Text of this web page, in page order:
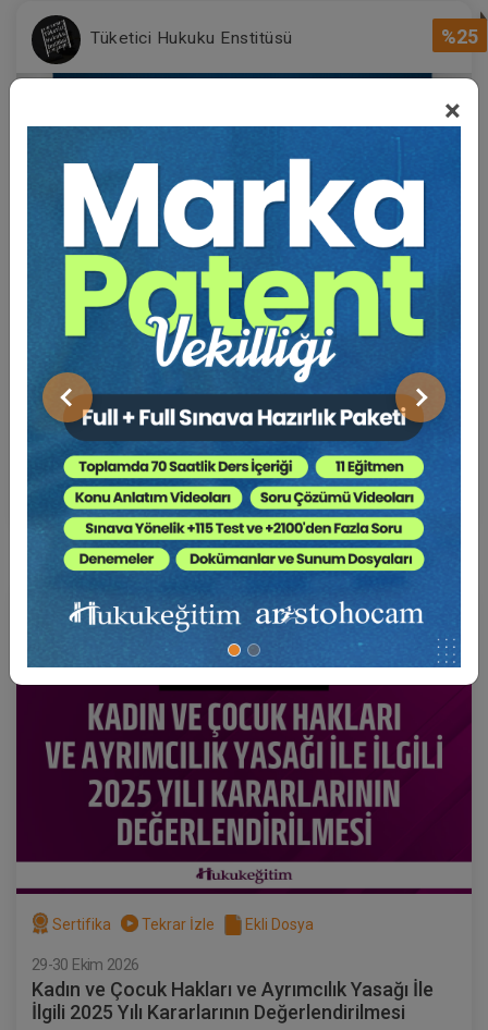
×
Önceki Sonraki
%25
Tüketici Hukuku Enstitüsü
Sertifika Tekrar İzle Ekli Dosya
22-23-24 Ekim 2026
VII. BORÇLAR HUKUKU KONGRESİ (Erken Kayıt
İndirimli)
1000 TL
750 TL Sepete Ekle
Hukuk Eğitim
Sertifika Tekrar İzle Ekli Dosya
29-30 Ekim 2026
Kadın ve Çocuk Hakları ve Ayrımcılık Yasağı İle
İlgili 2025 Yılı Kararlarının Değerlendirilmesi